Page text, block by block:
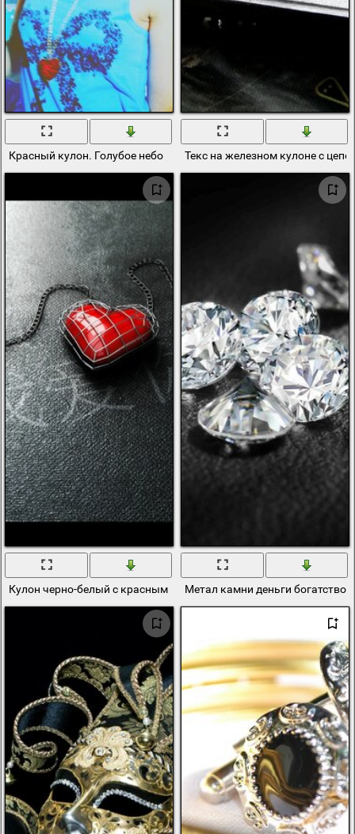
Красный кулон. Голубое небо Текс на железном кулоне с
Кулон черно-белый с красным сердцемМетал камни деньги богатство